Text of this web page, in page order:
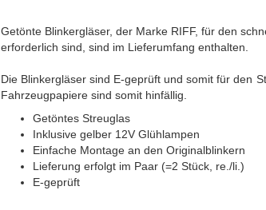
Getönte Blinkergläser, der Marke RIFF, für den
erforderlich sind, sind im Lieferumfang enthalten.
Die Blinkergläser sind E-geprüft und somit für den
Fahrzeugpapiere sind somit hinfällig.
Getöntes Streuglas
Inklusive gelber 12V Glühlampen
Einfache Montage an den Originalblinkern
Lieferung erfolgt im Paar (=2 Stück, re./li.)
E-geprüft